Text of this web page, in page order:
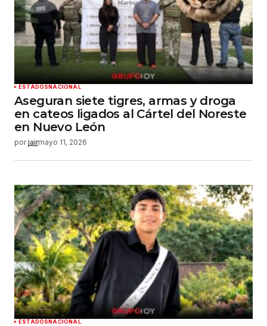
ESTADOSNACIONAL
Aseguran siete tigres, armas y droga
en cateos ligados al Cártel del Noreste
en Nuevo León
por jairmayo 11, 2026
ESTADOSNACIONAL